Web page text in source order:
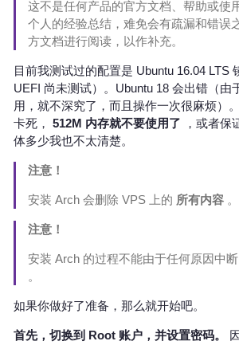
这不是任何产品的官方文档、帮助或使
个人的经验总结，难免会有疏漏和错误
方文档进行阅读，以作补充。
目前我测试过的配置是 Ubuntu 16.04 LTS
UEFI 尚未测试）。Ubuntu 18 会出错（由
用，就不深究了，而且操作一次很麻烦）
卡死， 512M 内存就不要使用了 ，或者保
体多少我也不太清楚。
注意！
安装 Arch 会删除 VPS 上的 所有内容 。
注意！
安装 Arch 的过程不能由于任何原因中
。
如果你做好了准备，那么就开始吧。
首先，切换到 Root 账户，并设置密码。